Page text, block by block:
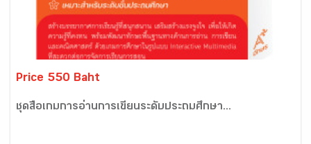
Price 550 Baht
ชุดสื่อเกมการอ่านการเขียนระดับประถมศึกษา...